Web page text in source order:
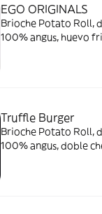
EGO ORIGINALS
Brioche Potato Roll,
100% angus, huevo
Truffle Burger
Brioche Potato Roll,
100% angus, doble